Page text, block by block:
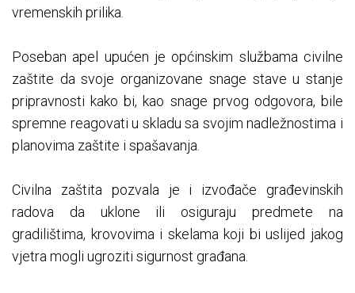
vremenskih prilika.
Poseban apel upućen je općinskim službama civilne
zaštite da svoje organizovane snage stave u stanje
pripravnosti kako bi, kao snage prvog odgovora, bile
spremne reagovati u skladu sa svojim nadležnostima i
planovima zaštite i spašavanja.
Civilna zaštita pozvala je i izvođače građevinskih
radova da uklone ili osiguraju predmete na
gradilištima, krovovima i skelama koji bi uslijed jakog
vjetra mogli ugroziti sigurnost građana.